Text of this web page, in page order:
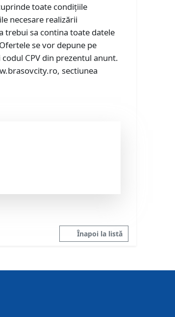
toate condițiile
necesare realizării
trebui sa contina toate datele
se vor depune pe
CPV din prezentul anunt.
sectiunea
Înapoi la listă